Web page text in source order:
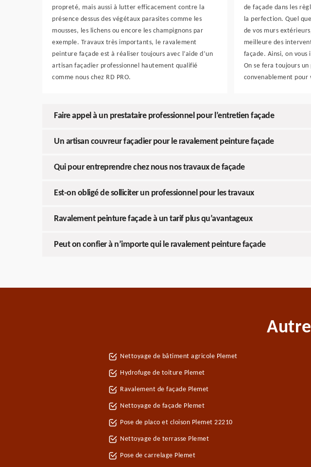
propreté, mais aussi à lutter efficacement contre la
présence dessus des végétaux parasites comme les
mousses, les lichens ou encore les champignons par
exemple. Travaux très importants, le ravalement
peinture façade est à réaliser toujours avec l’aide d’un
artisan façadier professionnel hautement qualifié
comme nous chez RD PRO.
de façade dans les
la perfection. Quel
de vos murs
meilleure des
façade. Ainsi, on vous
On se fera toujours
convenablement pour
Faire appel à un prestataire professionnel pour l’entretien façade
Un artisan couvreur façadier pour le ravalement peinture façade
Qui pour entreprendre chez nous nos travaux de façade
Est-on obligé de solliciter un professionnel pour les travaux
Ravalement peinture façade à un tarif plus qu’avantageux
Peut on confier à n’importe qui le ravalement peinture façade
Nettoyage de bâtiment agricole Plemet
Hydrofuge de toiture Plemet
Ravalement de façade Plemet
Nettoyage de façade Plemet
Pose de placo et cloison Plemet 22210
Nettoyage de terrasse Plemet
Pose de carrelage Plemet